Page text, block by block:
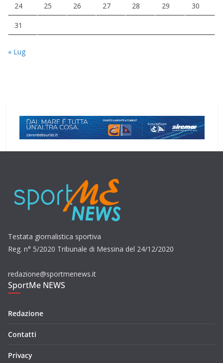
24 25 26 27 28 29 30
31
« Lug
Testata giornalistica sportiva
Reg. n° 5/2020 Tribunale di Messina del 24/12/2020
redazione@sportmenews.it
SportMe NEWS
Redazione
Contatti
Privacy